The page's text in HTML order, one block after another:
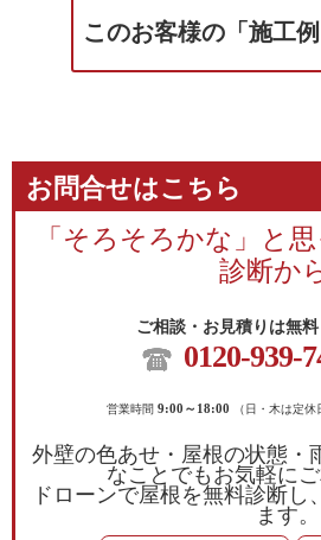
このお客様の「施工
お問合せはこちら
「そろそろかな」と
診断か
ご相談・お見積りは無料
0120-939-
営業時間 9:00～18:00 （日・木は定休
外壁の色あせ・屋根の状態・
なことでもお気軽にご
ドローンで屋根を無料診断
ます。